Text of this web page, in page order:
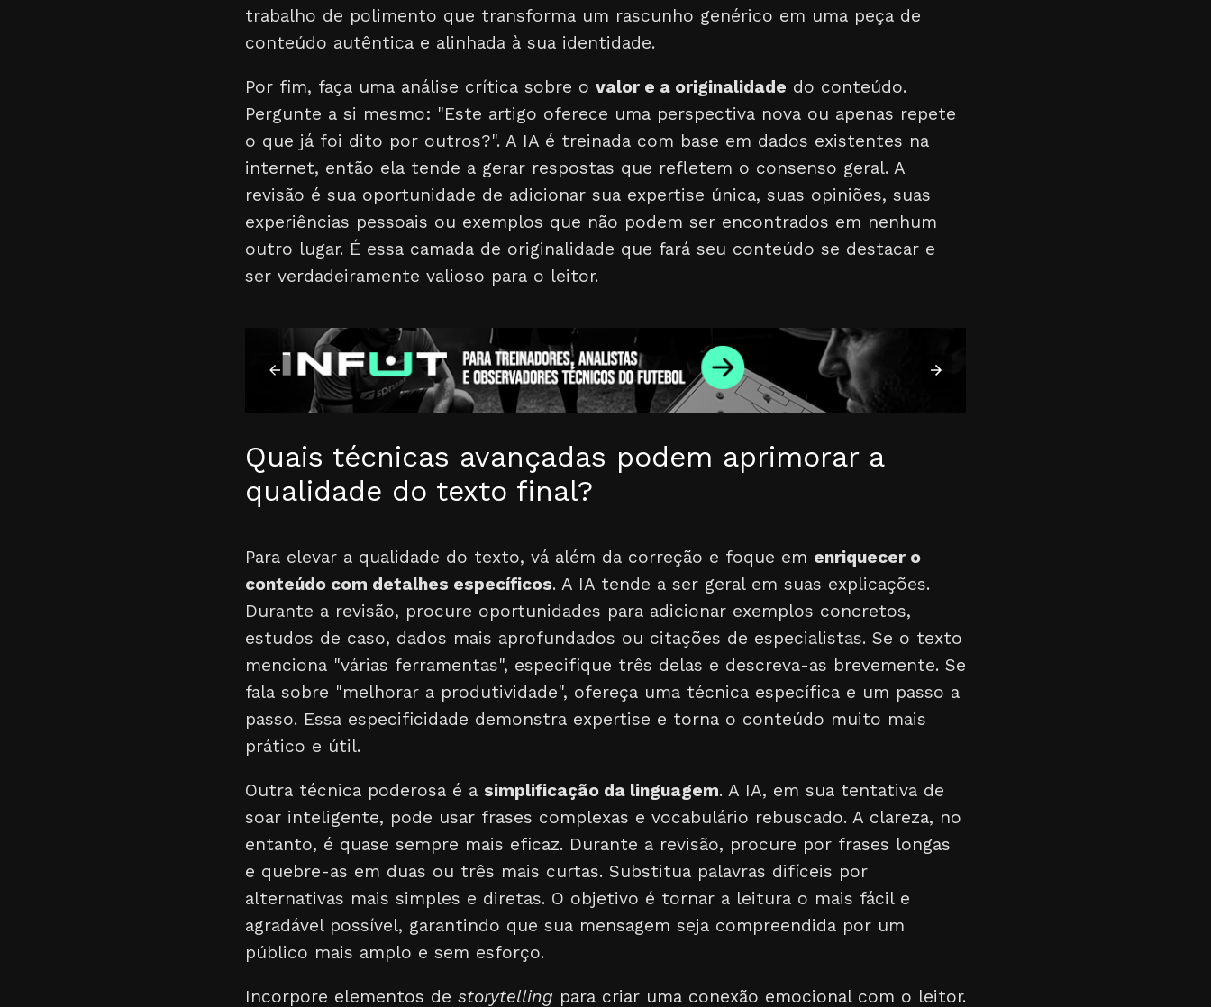
trabalho de polimento que transforma um rascunho genérico em uma peça de
conteúdo autêntica e alinhada à sua identidade.
Por fim, faça uma análise crítica sobre o valor e a originalidade do conteúdo.
Pergunte a si mesmo: "Este artigo oferece uma perspectiva nova ou apenas repete
o que já foi dito por outros?". A IA é treinada com base em dados existentes na
internet, então ela tende a gerar respostas que refletem o consenso geral. A
revisão é sua oportunidade de adicionar sua expertise única, suas opiniões, suas
experiências pessoais ou exemplos que não podem ser encontrados em nenhum
outro lugar. É essa camada de originalidade que fará seu conteúdo se destacar e
ser verdadeiramente valioso para o leitor.
Quais técnicas avançadas podem aprimorar a
qualidade do texto final?
Para elevar a qualidade do texto, vá além da correção e foque em enriquecer o
conteúdo com detalhes específicos. A IA tende a ser geral em suas explicações.
Durante a revisão, procure oportunidades para adicionar exemplos concretos,
estudos de caso, dados mais aprofundados ou citações de especialistas. Se o texto
menciona "várias ferramentas", especifique três delas e descreva-as brevemente. Se
fala sobre "melhorar a produtividade", ofereça uma técnica específica e um passo a
passo. Essa especificidade demonstra expertise e torna o conteúdo muito mais
prático e útil.
Outra técnica poderosa é a simplificação da linguagem. A IA, em sua tentativa de
soar inteligente, pode usar frases complexas e vocabulário rebuscado. A clareza, no
entanto, é quase sempre mais eficaz. Durante a revisão, procure por frases longas
e quebre-as em duas ou três mais curtas. Substitua palavras difíceis por
alternativas mais simples e diretas. O objetivo é tornar a leitura o mais fácil e
agradável possível, garantindo que sua mensagem seja compreendida por um
público mais amplo e sem esforço.
Incorpore elementos de storytelling para criar uma conexão emocional com o leitor.